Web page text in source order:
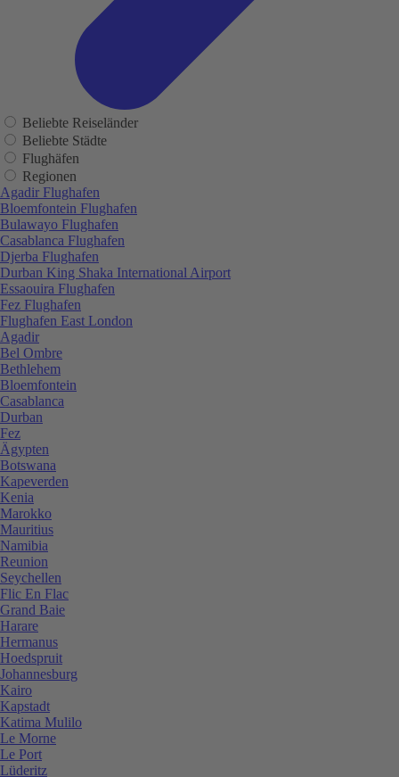
Beliebte Reiseländer
Beliebte Städte
Flughäfen
Regionen
Agadir Flughafen
Bloemfontein Flughafen
Bulawayo Flughafen
Casablanca Flughafen
Djerba Flughafen
Durban King Shaka International Airport
Essaouira Flughafen
Fez Flughafen
Flughafen East London
Agadir
Bel Ombre
Bethlehem
Bloemfontein
Casablanca
Durban
Fez
Ägypten
Botswana
Kapeverden
Kenia
Marokko
Mauritius
Namibia
Reunion
Seychellen
Flic En Flac
Grand Baie
Harare
Hermanus
Hoedspruit
Johannesburg
Kairo
Kapstadt
Katima Mulilo
Le Morne
Le Port
Lüderitz